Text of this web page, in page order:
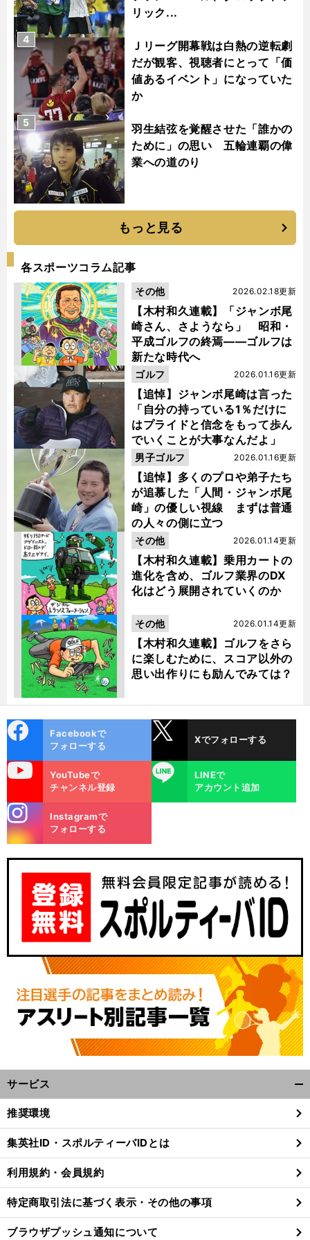
リック...
Ｊリーグ開幕戦は白熱の逆転劇
だが観客、視聴者にとって「価
値あるイベント」になっていた
か
4
羽生結弦を覚醒させた「誰かの
ために」の思い 五輪連覇の偉
業への道のり
5
もっと見る
各スポーツコラム記事
【木村和久連載】「ジャンボ尾
崎さん、さようなら」 昭和・
平成ゴルフの終焉――ゴルフは
新たな時代へ
2026.02.18更新
その他
【追悼】ジャンボ尾崎は言った
「自分の持っている1％だけに
はプライドと信念をもって歩ん
でいくことが大事なんだよ」
2026.01.16更新
ゴルフ
【追悼】多くのプロや弟子たち
が追慕した「人間・ジャンボ尾
崎」の優しい視線 まずは普通
の人々の側に立つ
2026.01.16更新
男子ゴルフ
【木村和久連載】乗用カートの
進化を含め、ゴルフ業界のDX
化はどう展開されていくのか
2026.01.14更新
その他
【木村和久連載】ゴルフをさら
に楽しむために、スコア以外の
思い出作りにも励んでみては？
2026.01.14更新
その他
ok
Facebookで
フォローする
Xでフォローする
YouTubeで
チャンネル登録
LINE
LINEで
アカウント追加
m
Instagramで
フォローする
サービス
閉
る
推奨環境
集英社ID・スポルティーバIDとは
利用規約・会員規約
特定商取引法に基づく表示・その他の事項
ブラウザプッシュ通知について